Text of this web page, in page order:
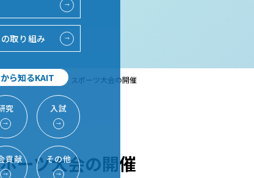
→
取り組み →
ら知るKAIT
究
→
入試
→
貢献
→
その他
→
地域・社会貢献 スポーツ大会の開催
ーツ大会の開催